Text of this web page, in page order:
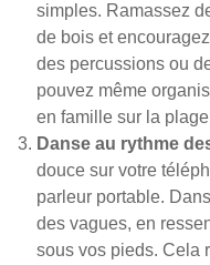
simples. Ramassez
de bois et
des percussions ou
pouvez même
en famille sur la
Danse au rythme
douce sur votre
parleur portable.
des vagues, en
sous vos pieds. Cela